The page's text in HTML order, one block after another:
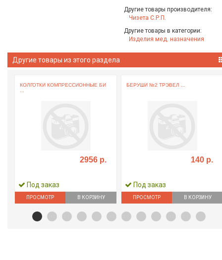
Другие товары производителя:
Чизета С.Р.П.
Другие товары в категории:
Изделия мед. назначения
Другие товары из этого раздела
КОЛГОТКИ КОМПРЕССИОННЫЕ БИ
2956 р.
Под заказ
ПРОСМОТР В КОРЗИНУ
БЕРУШИ №2 ТРЭВЕЛ ...
140 р.
Под заказ
ПРОСМОТР В КОРЗИНУ